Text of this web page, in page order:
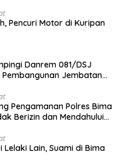
Pencuri Motor di Kuripan
Danrem 081/DSJ
Jembatan
Pengamanan Polres Bima
Berizin dan Mendahului
Lain, Suami di Bima